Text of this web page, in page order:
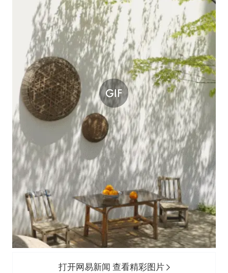
打开网易新闻 查看精彩图片